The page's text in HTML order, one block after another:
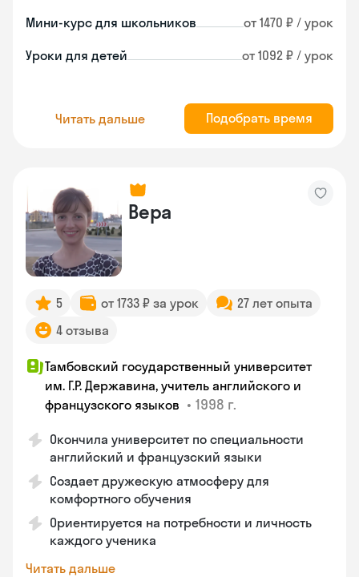
Мини-курс для школьников от 1470 ₽ / урок
Уроки для детей от 1092 ₽ / урок
Читать дальше Подобрать время
Вера
5 от 1733 ₽ за урок
27 лет опыта
4 отзыва
Тамбовский государственный университет
им. Г.Р. Державина, учитель английского и
французского языков • 1998 г.
Окончила университет по специальности
английский и французский языки
Создает дружескую атмосферу для
комфортного обучения
Ориентируется на потребности и личность
каждого ученика
Читать дальше